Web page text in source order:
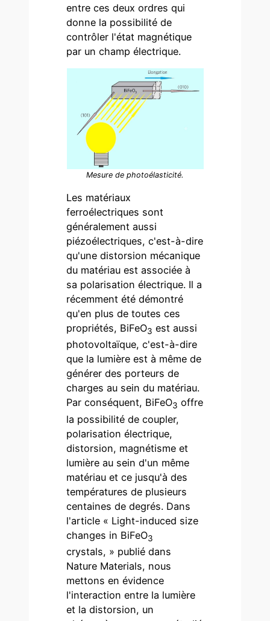
entre ces deux ordres qui
donne la possibilité de
contrôler l'état magnétique
par un champ électrique.
Mesure de photoélasticité.
Les matériaux
ferroélectriques sont
généralement aussi
piézoélectriques, c'est-à-dire
qu'une distorsion mécanique
du matériau est associée à
sa polarisation électrique. Il a
récemment été démontré
qu'en plus de toutes ces
propriétés, BiFeO3 est aussi
photovoltaïque, c'est-à-dire
que la lumière est à même de
générer des porteurs de
charges au sein du matériau.
Par conséquent, BiFeO3 offre
la possibilité de coupler,
polarisation électrique,
distorsion, magnétisme et
lumière au sein d'un même
matériau et ce jusqu'à des
températures de plusieurs
centaines de degrés. Dans
l'article « Light-induced size
changes in BiFeO3
crystals, » publié dans
Nature Materials, nous
mettons en évidence
l'interaction entre la lumière
et la distorsion, un